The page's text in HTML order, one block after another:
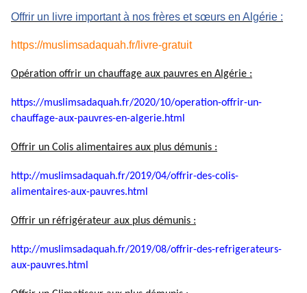
Offrir un livre important à nos frères et sœurs en Algérie :
https://muslimsadaquah.fr/livre-gratuit
Opération offrir un chauffage aux pauvres en Algérie :
https://muslimsadaquah.fr/2020/10/operation-offrir-un-
chauffage-aux-pauvres-en-algerie.html
Offrir un Colis alimentaires aux plus démunis :
http://muslimsadaquah.fr/2019/04/offrir-des-colis-
alimentaires-aux-pauvres.html
Offrir un réfrigérateur aux plus démunis :
http://muslimsadaquah.fr/2019/08/offrir-des-refrigerateurs-
aux-pauvres.html